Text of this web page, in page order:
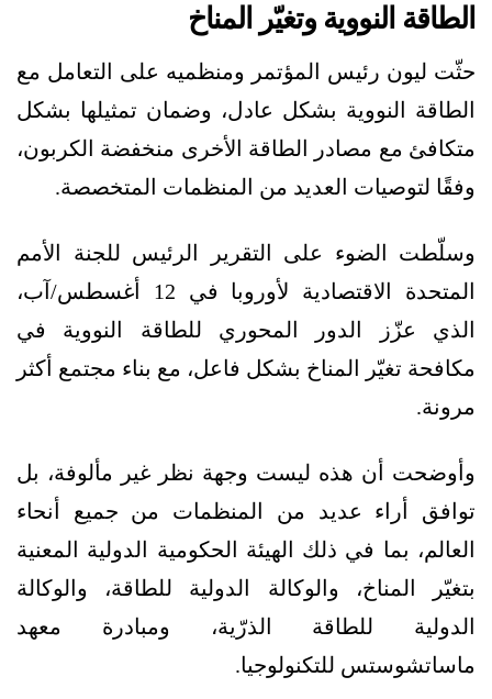
الطاقة النووية وتغيّر المناخ
حثّت ليون رئيس المؤتمر ومنظميه على التعامل مع
الطاقة النووية بشكل عادل، وضمان تمثيلها بشكل
متكافئ مع مصادر الطاقة الأخرى منخفضة الكربون،
وفقًا لتوصيات العديد من المنظمات المتخصصة.
وسلّطت الضوء على التقرير الرئيس للجنة الأمم
المتحدة الاقتصادية لأوروبا في 12 أغسطس/آب،
الذي عزّز الدور المحوري للطاقة النووية في
مكافحة تغيّر المناخ بشكل فاعل، مع بناء مجتمع أكثر
مرونة.
وأوضحت أن هذه ليست وجهة نظر غير مألوفة، بل
توافق أراء عديد من المنظمات من جميع أنحاء
العالم، بما في ذلك الهيئة الحكومية الدولية المعنية
بتغيّر المناخ، والوكالة الدولية للطاقة، والوكالة
الدولية للطاقة الذرّية، ومبادرة معهد
ماساتشوستس للتكنولوجيا.